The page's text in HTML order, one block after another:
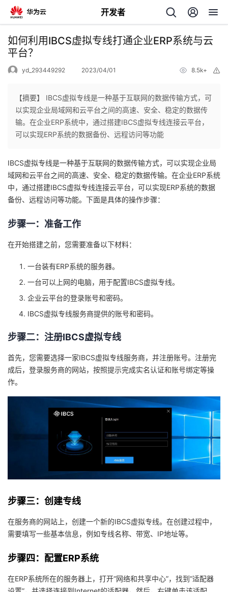
开发者
返
回
个
主
页
的
开
发
者
我
的
客
我
论
坛
的
圈
我
的
我
发
者
支
如何利用IBCS虚拟专线打通企业ERP系统与云
平台？
yd_293449292 2023/04/01 8.5k+
【摘要】 IBCS虚拟专线是一种基于互联网的数据传输方式，可
以实现企业局域网和云平台之间的高速、安全、稳定的数据传
输。在企业ERP系统中，通过搭建IBCS虚拟专线连接云平台，
可以实现ERP系统的数据备份、远程访问等功能
IBCS虚拟专线是一种基于互联网的数据传输方式，可以实现企业局
域网和云平台之间的高速、安全、稳定的数据传输。在企业ERP系统
中，通过搭建IBCS虚拟专线连接云平台，可以实现ERP系统的数据
备份、远程访问等功能。下面是具体的操作步骤：
步骤一：准备工作
在开始搭建之前，您需要准备以下材料：
一台装有ERP系统的服务器。
一台可以上网的电脑，用于配置IBCS虚拟专线。
企业云平台的登录账号和密码。
IBCS虚拟专线服务商提供的账号和密码。
步骤二：注册IBCS虚拟专线
首先，您需要选择一家IBCS虚拟专线服务商，并注册账号。注册完
成后，登录服务商的网站，按照提示完成实名认证和账号绑定等操
作。
步骤三：创建专线
在服务商的网站上，创建一个新的IBCS虚拟专线。在创建过程中，
需要填写一些基本信息，例如专线名称、带宽、IP地址等。
步骤四：配置ERP系统
在ERP系统所在的服务器上，打开“网络和共享中心”，找到“适配器